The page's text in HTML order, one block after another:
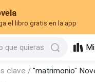
el libro gratis en la app
que quieras
clave /"matrimonio"